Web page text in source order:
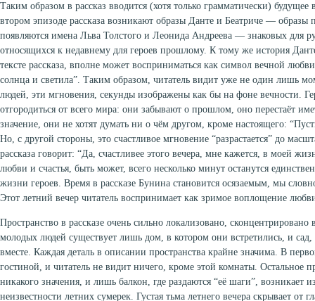
Таким образом в рассказ вводится (хотя только грамматически)
втором эпизоде рассказа возникают образы Данте и Беатриче — образы
появляются имена Льва Толстого и Леонида Андреева — знаковых для
относящихся к недавнему для героев прошлому. К тому же история
тексте рассказа, вполне может восприниматься как символ вечной
солнца и светила”. Таким образом, читатель видит уже не один лишь
людей, эти мгновения, секунды изображены как бы на фоне вечности.
отгородиться от всего мира: они забывают о прошлом, оно перестаёт
значение, они не хотят думать ни о чём другом, кроме настоящего:
Но, с другой стороны, это счастливое мгновение “разрастается” до
рассказа говорит: “Да, счастливее этого вечера, мне кажется, в моей
любви и счастья, быть может, всего несколько минут останутся
жизни героев. Время в рассказе Бунина становится осязаемым, мы
Этот летний вечер читатель воспринимает как зримое воплощение
Пространство в рассказе очень сильно локализовано, сконцентрировано
молодых людей существует лишь дом, в котором они встретились, и
вместе. Каждая деталь в описании пространства крайне значима. В
гостиной, и читатель не видит ничего, кроме этой комнаты. Остальное
никакого значения, и лишь балкон, где раздаются “её шаги”, возникает
неизвестности летних сумерек. Густая тьма летнего вечера скрывает от